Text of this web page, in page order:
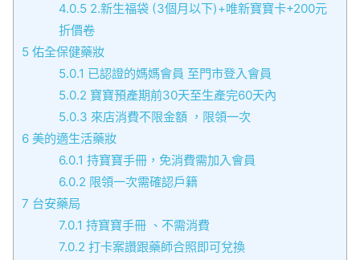
4.0.52.新生福袋 (3個月以下)+唯新寶寶卡+200元
折價卷
5 佑全保健藥妝
5.0.1 已認證的媽媽會員 至門市登入會員
5.0.2 寶寶預產期前30天至生產完60天內
5.0.3 來店消費不限金額 ，限領一次
6 美的適生活藥妝
6.0.1 持寶寶手冊，免消費需加入會員
6.0.2 限領一次需確認戶籍
7 台安藥局
7.0.1 持寶寶手冊 、不需消費
7.0.2 打卡案讚跟藥師合照即可兌換